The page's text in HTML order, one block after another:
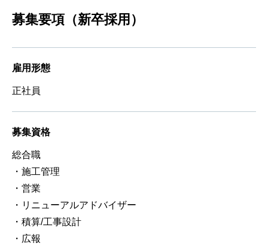
募集要項（新卒採用）
雇用形態
正社員
募集資格
総合職
・施工管理
・営業
・リニューアルアドバイザー
・積算/工事設計
・広報